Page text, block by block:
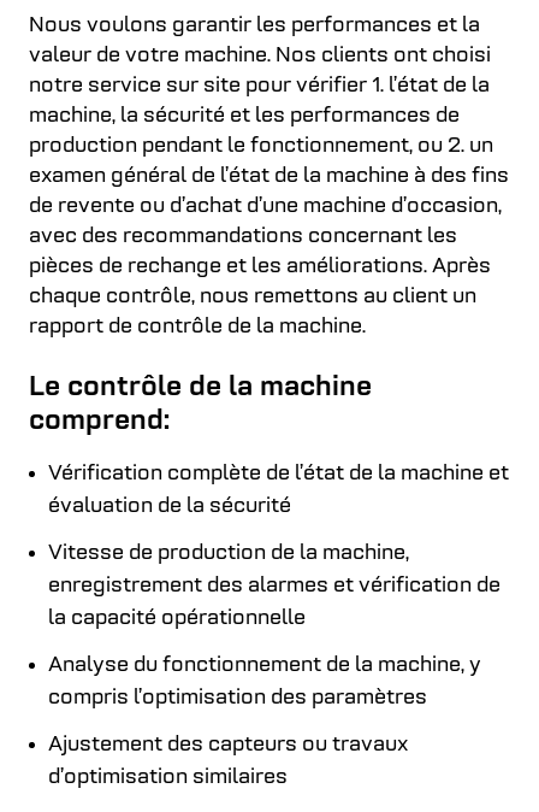
Nous voulons garantir les performances et la
valeur de votre machine. Nos clients ont choisi
notre service sur site pour vérifier 1. l’état de la
machine, la sécurité et les performances de
production pendant le fonctionnement, ou 2. un
examen général de l’état de la machine à des fins
de revente ou d’achat d’une machine d’occasion,
avec des recommandations concernant les
pièces de rechange et les améliorations. Après
chaque contrôle, nous remettons au client un
rapport de contrôle de la machine.
Le contrôle de la machine
comprend:
Vérification complète de l’état de la machine et
évaluation de la sécurité
Vitesse de production de la machine,
enregistrement des alarmes et vérification de
la capacité opérationnelle
Analyse du fonctionnement de la machine, y
compris l’optimisation des paramètres
Ajustement des capteurs ou travaux
d’optimisation similaires